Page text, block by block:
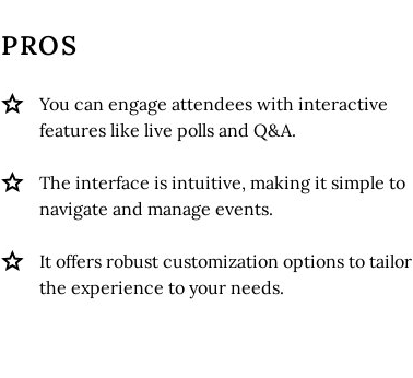
PROS
You can engage attendees with interactive
features like live polls and Q&A.
The interface is intuitive, making it simple to
navigate and manage events.
It offers robust customization options to tailor
the experience to your needs.